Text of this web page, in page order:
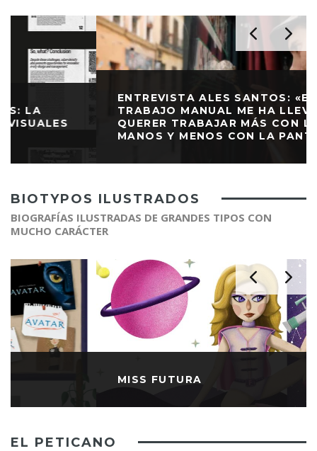
ENTREVISTA ALES SANTOS: «EL
TRABAJO MANUAL ME HA LLEVADO A
QUERER TRABAJAR MÁS CON LAS
MANOS Y MENOS CON LA PANTALLA»
BIOTYPOS ILUSTRADOS
BIOGRAFÍAS ILUSTRADAS DE GRANDES TIPOS CON
MUCHO CARÁCTER
EL PETICANO